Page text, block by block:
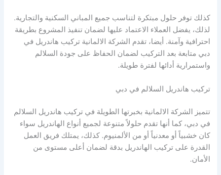
كذلك توفر حلول مبتكرة لتناسب جميع المباني السكنية والتجارية.
لذلك، يفضل العملاء الاعتماد عليها لضمان تنفيذ المشروع بطريقة
احترافية وآمنة. أيضا، تقدم الشركة الالمانية تركيب هاندريل في
دبي متابعة بعد التركيب لضمان الحفاظ على جودة السلالم
واستمرارية أدائها لفترة طويلة.
تركيب هاندريل السلالم في دبي
تتميز الشركة الالمانية بخبرتها الطويلة في تركيب هاندريل السلالم
في دبي، كما أنها تقدم حلولاً متنوعة لجميع أنواع الهاندريل سواء
كان خشبياً أو معدنياً أو من الألمنيوم. كذلك، يمتلك فريق العمل
القدرة على تركيب الهاندريل بدقة لضمان أعلى مستوى من
الأمان.